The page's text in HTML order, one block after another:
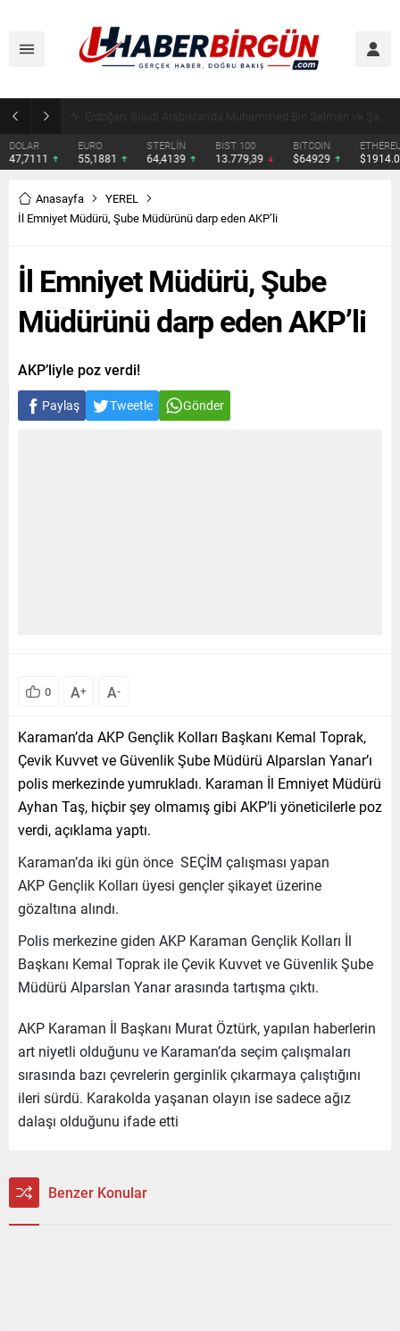
DOLAR
47,7111
EURO
55,1881
STERLİN
64,4139
BIST 100
13.779,39
BITCOIN
$64929
Anasayfa
YEREL
İl Emniyet Müdürü, Şube Müdürünü darp eden AKP’li
İl Emniyet Müdürü, Şube
Müdürünü darp eden AKP’li
AKP’liyle poz verdi!
Paylaş Tweetle Gönder
0 A+ A-
Karaman’da AKP Gençlik Kolları Başkanı Kemal Toprak,
Çevik Kuvvet ve Güvenlik Şube Müdürü Alparslan Yanar’ı
polis merkezinde yumrukladı. Karaman İl Emniyet Müdürü
Ayhan Taş, hiçbir şey olmamış gibi AKP’li yöneticilerle poz
verdi, açıklama yaptı.
Karaman’da iki gün önce SEÇİM çalışması yapan
AKP Gençlik Kolları üyesi gençler şikayet üzerine
gözaltına alındı.
Polis merkezine giden AKP Karaman Gençlik Kolları İl
Başkanı Kemal Toprak ile Çevik Kuvvet ve Güvenlik Şube
Müdürü Alparslan Yanar arasında tartışma çıktı.
AKP Karaman İl Başkanı Murat Öztürk, yapılan haberlerin
art niyetli olduğunu ve Karaman’da seçim çalışmaları
sırasında bazı çevrelerin gerginlik çıkarmaya çalıştığını
ileri sürdü. Karakolda yaşanan olayın ise sadece ağız
dalaşı olduğunu ifade etti
Benzer Konular